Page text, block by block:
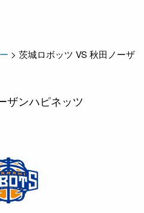
>茨城ロボッツ VS 秋田ノーザ
ザンハピネッツ